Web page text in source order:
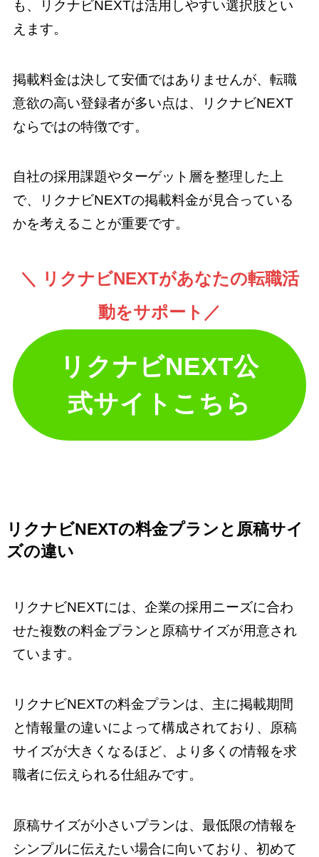
も、リクナビNEXTは活用しやすい選択肢とい
えます。
掲載料金は決して安価ではありませんが、転職
意欲の高い登録者が多い点は、リクナビNEXT
ならではの特徴です。
自社の採用課題やターゲット層を整理した上
で、リクナビNEXTの掲載料金が見合っている
かを考えることが重要です。
＼ リクナビNEXTがあなたの転職活
動をサポート／
リクナビNEXT公
式サイトこちら
リクナビNEXTの料金プランと原稿サイ
ズの違い
リクナビNEXTには、企業の採用ニーズに合わ
せた複数の料金プランと原稿サイズが用意され
ています。
リクナビNEXTの料金プランは、主に掲載期間
と情報量の違いによって構成されており、原稿
サイズが大きくなるほど、より多くの情報を求
職者に伝えられる仕組みです。
原稿サイズが小さいプランは、最低限の情報を
シンプルに伝えたい場合に向いており、初めて